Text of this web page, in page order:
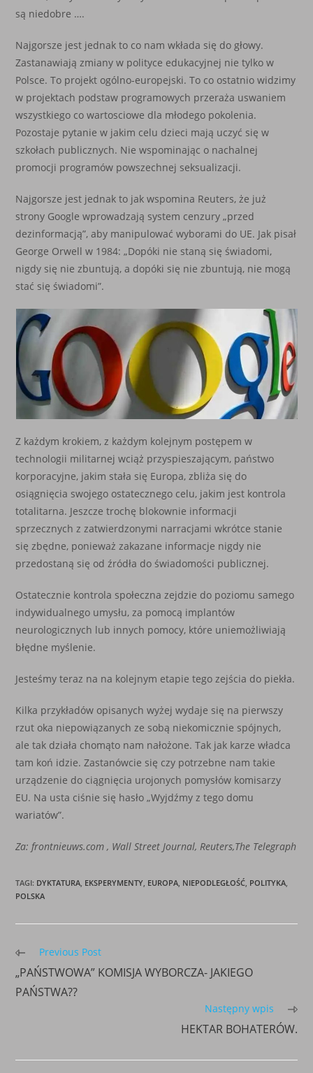
są niedobre ….
Najgorsze jest jednak to co nam wkłada się do głowy.
Zastanawiają zmiany w polityce edukacyjnej nie tylko w
Polsce. To projekt ogólno-europejski. To co ostatnio widzimy
w projektach podstaw programowych przeraża uswaniem
wszystkiego co wartosciowe dla młodego pokolenia.
Pozostaje pytanie w jakim celu dzieci mają uczyć się w
szkołach publicznych. Nie wspominając o nachalnej
promocji programów powszechnej seksualizacji.
Najgorsze jest jednak to jak wspomina Reuters, że już
strony Google wprowadzają system cenzury „przed
dezinformacją”, aby manipulować wyborami do UE. Jak pisał
George Orwell w 1984: „Dopóki nie staną się świadomi,
nigdy się nie zbuntują, a dopóki się nie zbuntują, nie mogą
stać się świadomi”.
Z każdym krokiem, z każdym kolejnym postępem w
technologii militarnej wciąż przyspieszającym, państwo
korporacyjne, jakim stała się Europa, zbliża się do
osiągnięcia swojego ostatecznego celu, jakim jest kontrola
totalitarna. Jeszcze trochę blokownie informacji
sprzecznych z zatwierdzonymi narracjami wkrótce stanie
się zbędne, ponieważ zakazane informacje nigdy nie
przedostaną się od źródła do świadomości publicznej.
Ostatecznie kontrola społeczna zejdzie do poziomu samego
indywidualnego umysłu, za pomocą implantów
neurologicznych lub innych pomocy, które uniemożliwiają
błędne myślenie.
Jesteśmy teraz na na kolejnym etapie tego zejścia do piekła.
Kilka przykładów opisanych wyżej wydaje się na pierwszy
rzut oka niepowiązanych ze sobą niekomicznie spójnych,
ale tak działa chomąto nam nałożone. Tak jak karze władca
tam koń idzie. Zastanówcie się czy potrzebne nam takie
urządzenie do ciągnięcia urojonych pomysłów komisarzy
EU. Na usta ciśnie się hasło „Wyjdźmy z tego domu
wariatów”.
Za: frontnieuws.com , Wall Street Journal, Reuters,The Telegraph
TAGI: DYKTATURA, EKSPERYMENTY, EUROPA, NIEPODLEGŁOŚĆ, POLITYKA,
POLSKA
Read
more
articles
Previous Post
„PAŃSTWOWA” KOMISJA WYBORCZA- JAKIEGO
PAŃSTWA??
Następny wpis
HEKTAR BOHATERÓW.